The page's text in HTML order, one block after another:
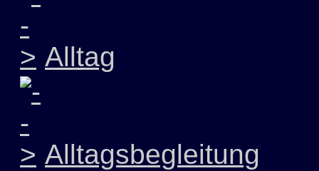
Alltag
Alltagsbegleitung